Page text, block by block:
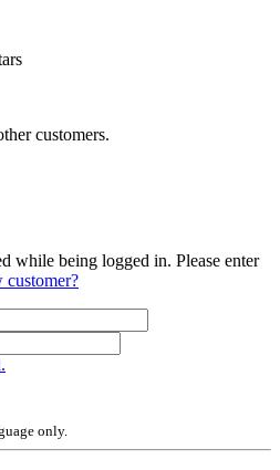
customers.
while being logged in. Please enter
customer?
only.